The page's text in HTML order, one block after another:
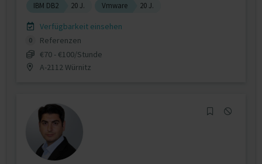
IBM DB2
20 J. Vmware 20 J.
Verfügbarkeit einsehen
0
Referenzen
€70 - €100/Stunde
A-2112 Würnitz